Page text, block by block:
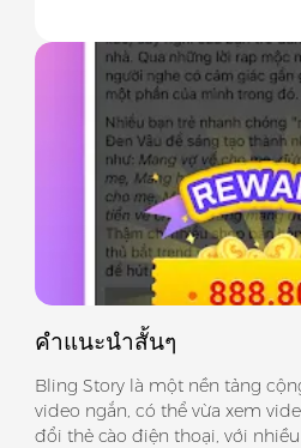
Slide 1 of 3
คำแนะนำสั้นๆ
Bling Story là một nền tảng
video ngắn, có thể vừa xem
đổi thẻ cào điện thoại, với